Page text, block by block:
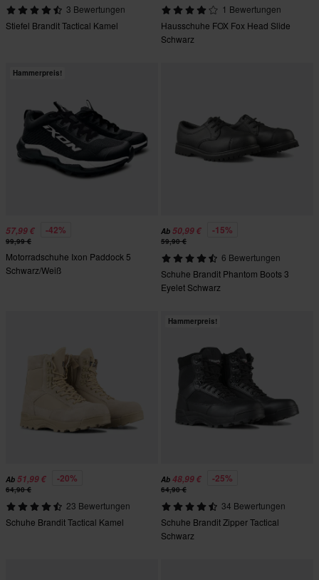
3 Bewertungen
Stiefel Brandit Tactical Kamel
1 Bewertungen
Hausschuhe FOX Fox Head Slide
Schwarz
Hammerpreis!
57,99 € -42%
99,99 €
Motorradschuhe Ixon Paddock 5
Schwarz/Weiß
Ab 50,99 € -15%
59,90 €
6 Bewertungen
Schuhe Brandit Phantom Boots 3
Eyelet Schwarz
Ab 51,99 € -20%
64,90 €
23 Bewertungen
Schuhe Brandit Tactical Kamel
Hammerpreis!
Ab 48,99 € -25%
64,90 €
34 Bewertungen
Schuhe Brandit Zipper Tactical
Schwarz